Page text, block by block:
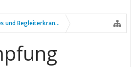
und Begleiterkrankungen